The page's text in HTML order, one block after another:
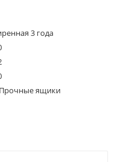
3 года
Прочные ящики